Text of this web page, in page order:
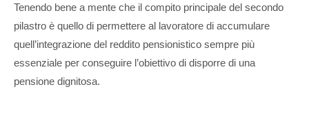
Tenendo bene a mente che il compito principale del secondo
pilastro è quello di permettere al lavoratore di accumulare
quell’integrazione del reddito pensionistico sempre più
essenziale per conseguire l’obiettivo di disporre di una
pensione dignitosa.